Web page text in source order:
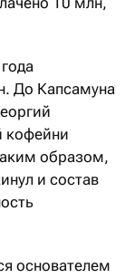
До Капсамуна
кофейни
образом,
и состав
основателем